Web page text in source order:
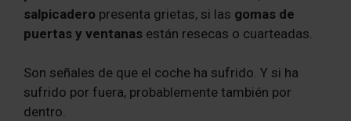
salpicadero presenta grietas, si las gomas de
puertas y ventanas están resecas o cuarteadas.
Son señales de que el coche ha sufrido. Y si ha
sufrido por fuera, probablemente también por
dentro.